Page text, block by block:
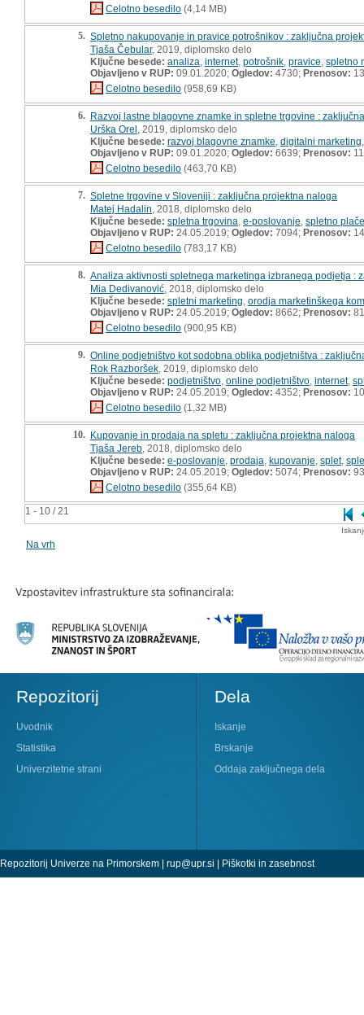
1 - 10 / 21
Celotno besedilo (4,14 MB)
5. Spletno nakupovanje in pravice potrošnikov : zaključna
Tjaša Čebular, 2019, diplomsko delo
Ključne besede: analiza internet, potrošnik pravice spletno
Objavljeno v RUP: 09.01.2020; Ogledov: 4730; Prenosov:
Celotno besedilo (958,69 KB)
6. Razvoj lastne blagovne znamke in spletne trgovine :
Urška Orel , 2019, diplomsko delo
Ključne besede: razvoj blagovne znamke digitalni marketing
Objavljeno v RUP: 09.01.2020; Ogledov: 6639; Prenosov:
Celotno besedilo (463,70 KB)
7. Spletne trgovine v Sloveniji : zaključna projektna naloga
Matej Hadalin , 2018, diplomsko delo
Ključne besede: spletna trgovina e-poslovanje spletno
Objavljeno v RUP: 24.05.2019; Ogledov: 7094; Prenosov:
Celotno besedilo (783,17 KB)
8. Analiza aktivnosti spletnega marketinga izbranega podjetja :
Mia Dedivanović , 2018, diplomsko delo
Ključne besede: spletni marketing orodja marketinškega
Objavljeno v RUP: 24.05.2019; Ogledov: 8662; Prenosov: 81
Celotno besedilo (900,95 KB)
9. Online podjetništvo kot sodobna oblika podjetništva :
Rok Razboršek , 2019, diplomsko delo
Ključne besede: podjetništvo online podjetništvo internet,
Objavljeno v RUP: 24.05.2019; Ogledov: 4352; Prenosov:
Celotno besedilo (1,32 MB)
10. Kupovanje in prodaja na spletu : zaključna projektna naloga
Tjaša Jereb , 2018, diplomsko delo
Ključne besede: e-poslovanje prodaja kupovanje splet,
Objavljeno v RUP: 24.05.2019; Ogledov: 5074; Prenosov: 93
Celotno besedilo (355,64 KB)
Na vrh
Repozitorij
Uvodnik
Statistika
Univerzitetne strani
Dela
Iskanje
Brskanje
Oddaja zaključnega dela
Repozitorij Univerze na Primorskem | rup@upr.si | Piškotki in zasebnost